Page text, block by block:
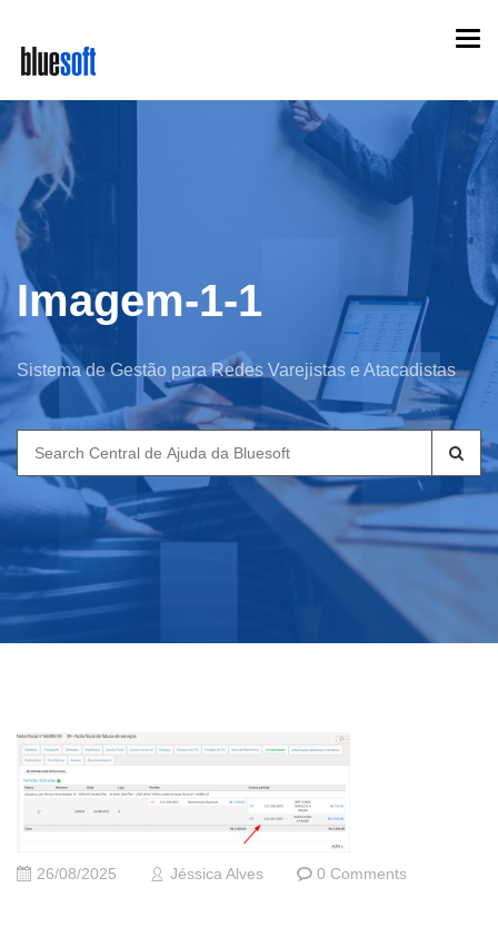
main
content
Imagem-1-1
Sistema de Gestão para Redes Varejistas e Atacadistas
Search
for:
26/08/2025 Jéssica Alves 0 Comments